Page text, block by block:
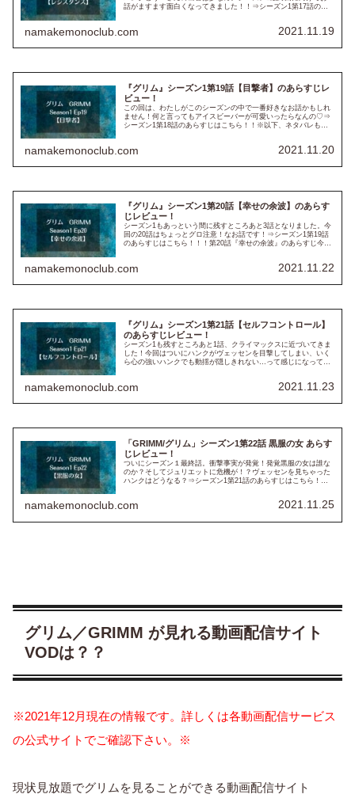
話がますます面白くなってきました！！⇒シーズン1第17話のあ
namakemonoclub.com 2021.11.19
『グリム』シーズン1第19話【目撃者】のあらすじレ
ビュー！
この回は、わたしがこのシーズンの中で一番好きなお話かもしれ
ません！何と言ってもアイスビーバーが可愛いったらなんの♡⇒
シーズン1第18話のあらすじはこちら！！※以下、ネタバレも含
namakemonoclub.com 2021.11.20
『グリム』シーズン1第20話【幸せの余波】のあらす
じレビュー！
シーズン1もあっという間に残すところあと3話となりました。今
回の20話はちょっとグロ注意！なお話です！⇒シーズン1第19話
のあらすじはこちら！！！第20話『幸せの余波』のあらすじ今回
namakemonoclub.com 2021.11.22
『グリム』シーズン1第21話【セルフコントロール】
のあらすじレビュー！
シーズン1も残すところあと1話、クライマックスに近づいてきま
した！今回はついにハンクがヴェッセンを目撃してしまい、いく
ら心の強いハンクでも動揺が隠しきれない…って感じになってし
namakemonoclub.com 2021.11.23
「GRIMM/グリム」シーズン1第22話 黒服の女 あらす
じレビュー！
ついにシーズン１最終話。衝撃事実が発覚！発覚黒服の女は誰な
のか？そしてジュリエットに危機が！？ヴェッセンを見ちゃった
ハンクはどうなる？⇒シーズン1第21話のあらすじはこちら！！
namakemonoclub.com 2021.11.25
グリム／GRIMM が見れる動画配信サイト
VODは？？
※2021年12月現在の情報です。詳しくは各動画配信サービス
の公式サイトでご確認下さい。※
現状見放題でグリムを見ることができる動画配信サイト